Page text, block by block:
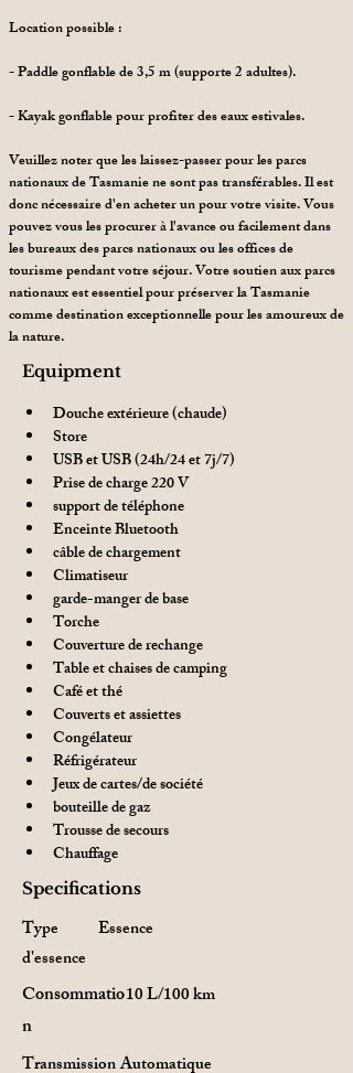
Location possible :
- Paddle gonflable de 3,5 m (supporte 2 adultes).
- Kayak gonflable pour profiter des eaux estivales.
Veuillez noter que les laissez-passer pour les parcs
nationaux de Tasmanie ne sont pas transférables. Il est
donc nécessaire d'en acheter un pour votre visite. Vous
pouvez vous les procurer à l'avance ou facilement dans
les bureaux des parcs nationaux ou les offices de
tourisme pendant votre séjour. Votre soutien aux parcs
nationaux est essentiel pour préserver la Tasmanie
comme destination exceptionnelle pour les amoureux de
la nature.
Equipment
Douche extérieure (chaude)
Store
USB et USB (24h/24 et 7j/7)
Prise de charge 220 V
support de téléphone
Enceinte Bluetooth
câble de chargement
Climatiseur
garde-manger de base
Torche
Couverture de rechange
Table et chaises de camping
Café et thé
Couverts et assiettes
Congélateur
Réfrigérateur
Jeux de cartes/de société
bouteille de gaz
Trousse de secours
Chauffage
Specifications
Type
d'essence
Essence
Consommatio
n
10 L/100 km
TransmissionAutomatique